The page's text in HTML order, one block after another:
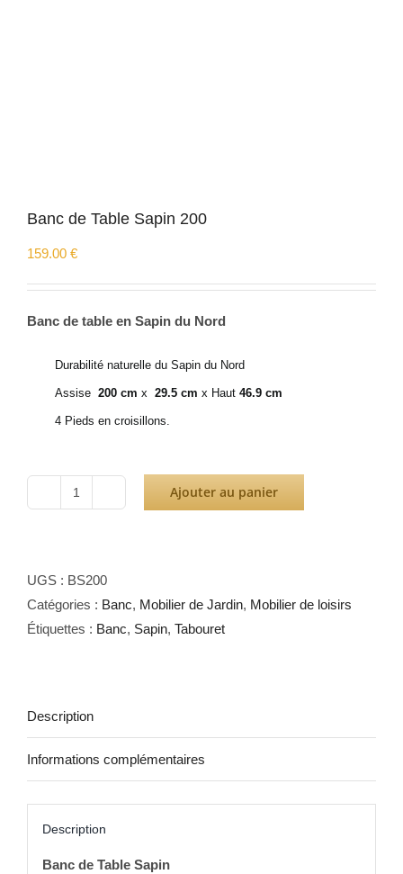
Banc de Table Sapin 200
159.00 €
Banc de table en Sapin du Nord
Durabilité naturelle du Sapin du Nord
Assise 200 cm x 29.5 cm x Haut46.9 cm
4 Pieds en croisillons.
de
Table
Sapin
Ajouter au panier
UGS : BS200
Catégories : Banc, Mobilier de Jardin, Mobilier de loisirs
Étiquettes : Banc, Sapin, Tabouret
Description
Informations complémentaires
Description
Banc de Table Sapin